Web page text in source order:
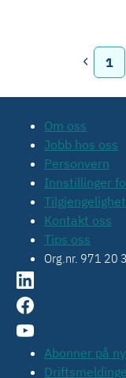
1
Om oss
Jobb hos oss
Personvern
Innstillinger
Kontakt oss
Tips oss
Org.nr. 971 20
Abonner på